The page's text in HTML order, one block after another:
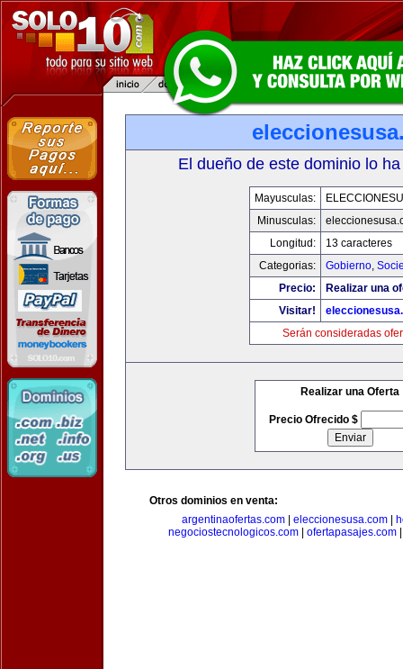
El dueño de este dominio lo
Mayusculas:
Minusculas:
Longitud:
13 caracteres
Categorias:
Gobierno,
Precio:
Realizar una
Visitar!
Serán consideradas
Realizar una Oferta
Precio Ofrecido $
Otros dominios en venta:
argentinaofertas.com| eleccionesusa.com|
negociostecnologicos.com
ofertapasajes.com